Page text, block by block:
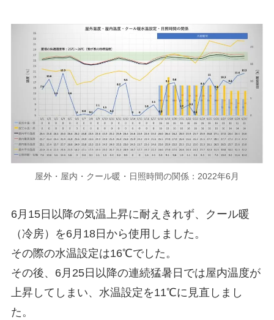
屋外・屋内・クール暖・日照時間の関係：2022年6月
6月15日以降の気温上昇に耐えきれず、クール暖
（冷房）を6月18日から使用しました。
その際の水温設定は16℃でした。
その後、6月25日以降の連続猛暑日では屋内温度が
上昇してしまい、水温設定を11℃に見直しまし
た。